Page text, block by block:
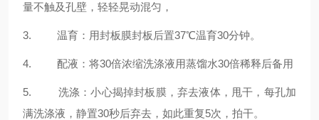
量不触及孔壁，轻轻晃动混匀，
3. 温育：用封板膜封板后置37℃温育30分钟。
4. 配液：将30倍浓缩洗涤液用蒸馏水30倍稀释后备用
5. 洗涤：小心揭掉封板膜，弃去液体，甩干，每孔加
满洗涤液，静置30秒后弃去，如此重复5次，拍干。